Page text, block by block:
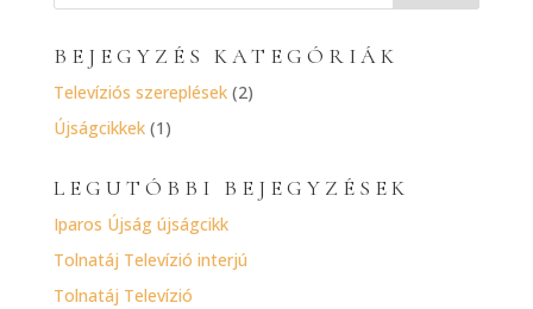
BEJEGYZÉS KATEGÓRIÁK
Televíziós szereplések(2)
Újságcikkek(1)
LEGUTÓBBI BEJEGYZÉSEK
Iparos Újság újságcikk
Tolnatáj Televízió interjú
Tolnatáj Televízió